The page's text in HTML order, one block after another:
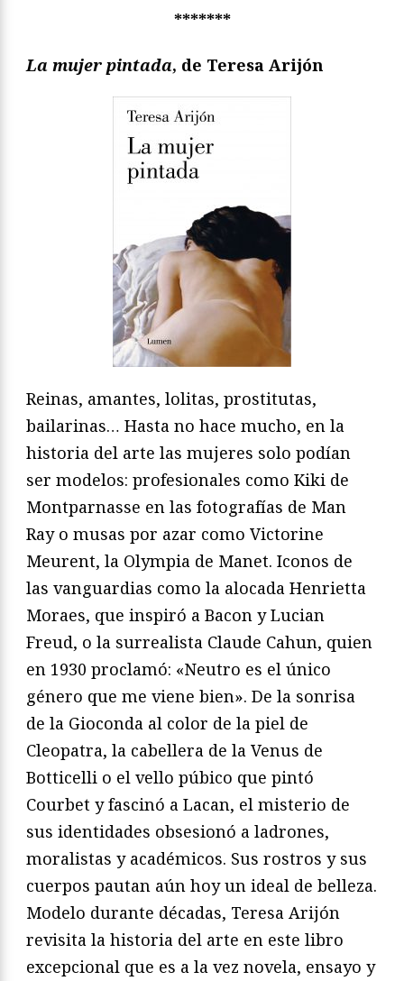
*******
La mujer pintada, de Teresa Arijón
Reinas, amantes, lolitas, prostitutas,
bailarinas… Hasta no hace mucho, en la
historia del arte las mujeres solo podían
ser modelos: profesionales como Kiki de
Montparnasse en las fotografías de Man
Ray o musas por azar como Victorine
Meurent, la Olympia de Manet. Iconos de
las vanguardias como la alocada Henrietta
Moraes, que inspiró a Bacon y Lucian
Freud, o la surrealista Claude Cahun, quien
en 1930 proclamó: «Neutro es el único
género que me viene bien». De la sonrisa
de la Gioconda al color de la piel de
Cleopatra, la cabellera de la Venus de
Botticelli o el vello púbico que pintó
Courbet y fascinó a Lacan, el misterio de
sus identidades obsesionó a ladrones,
moralistas y académicos. Sus rostros y sus
cuerpos pautan aún hoy un ideal de belleza.
Modelo durante décadas, Teresa Arijón
revisita la historia del arte en este libro
excepcional que es a la vez novela, ensayo y